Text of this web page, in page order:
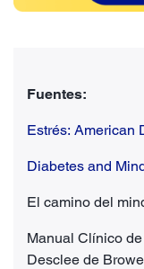
Fuentes:
Estrés: American
Diabetes and
El camino del
Manual Clínico
Desclee de